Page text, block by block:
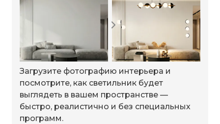
Загрузите фотографию интерьера и
посмотрите, как светильник будет
выглядеть в вашем пространстве —
быстро, реалистично и без специальных
программ.